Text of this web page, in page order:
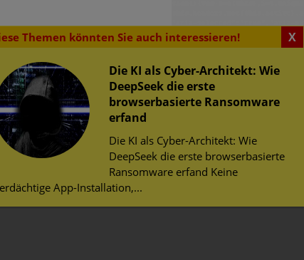
Themen könnten Sie auch interessieren! X
Die KI als Cyber-Architekt: Wie
DeepSeek die erste
browserbasierte Ransomware
erfand
Die KI als Cyber-Architekt: Wie
DeepSeek die erste browserbasierte
Ransomware erfand Keine
App-Installation,...
im
WLAN zur
2026
im öffentlichen
WM 2026
im Web